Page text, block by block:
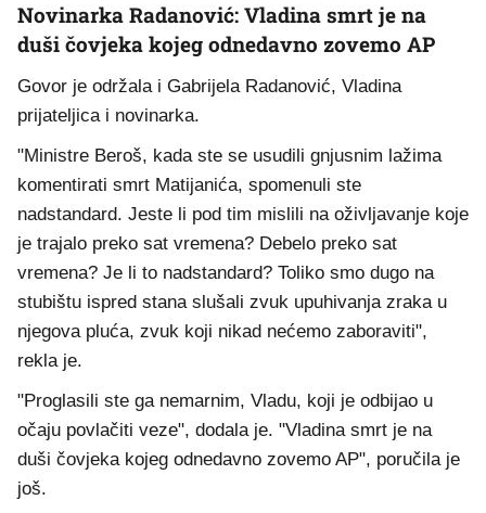
Novinarka Radanović: Vladina smrt je na
duši čovjeka kojeg odnedavno zovemo AP
Govor je održala i Gabrijela Radanović, Vladina
prijateljica i novinarka.
"Ministre Beroš, kada ste se usudili gnjusnim lažima
komentirati smrt Matijanića, spomenuli ste
nadstandard. Jeste li pod tim mislili na oživljavanje koje
je trajalo preko sat vremena? Debelo preko sat
vremena? Je li to nadstandard? Toliko smo dugo na
stubištu ispred stana slušali zvuk upuhivanja zraka u
njegova pluća, zvuk koji nikad nećemo zaboraviti",
rekla je.
"Proglasili ste ga nemarnim, Vladu, koji je odbijao u
očaju povlačiti veze", dodala je. "Vladina smrt je na
duši čovjeka kojeg odnedavno zovemo AP", poručila je
još.